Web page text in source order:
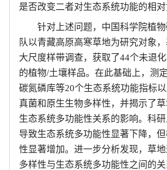
是否改变二者对生态系统功能的相对
针对上述问题，中国科学院植
队以青藏高原高寒草地为研究对象
大尺度样带调查，获取了44个未退
的植物/土壤样品。在此基础上，测
碳氮磷库等20个生态系统功能指标
真菌和原生生物多样性，并揭示了
生态系统多功能性关系的影响。科
导致生态系统多功能性显著下降，
性显著增加。进一步分析发现，草
多样性与生态系统多功能性之间的